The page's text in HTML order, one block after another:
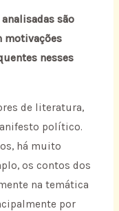
são
motivações
nesses
de literatura,
político.
há muito
os contos dos
na temática
por